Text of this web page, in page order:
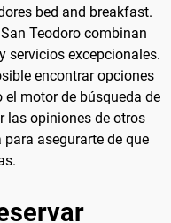
bed and breakfast.
Teodoro combinan
servicios excepcionales.
encontrar opciones
motor de búsqueda de
las opiniones de otros
asegurarte de que